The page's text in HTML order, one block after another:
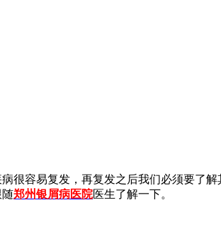
很容易复发，再复发之后我们必须要了
随郑州银屑病医院医生了解一下。